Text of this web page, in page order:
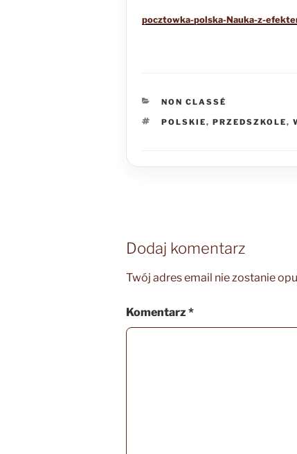
pocztowka-polska-Nauka-z-
KATEGORIE
NON CLASSÉ
TAGI
POLSKIE, PRZEDSZKOLE,
Dodaj komentarz
Twój adres email nie zostanie
Komentarz*